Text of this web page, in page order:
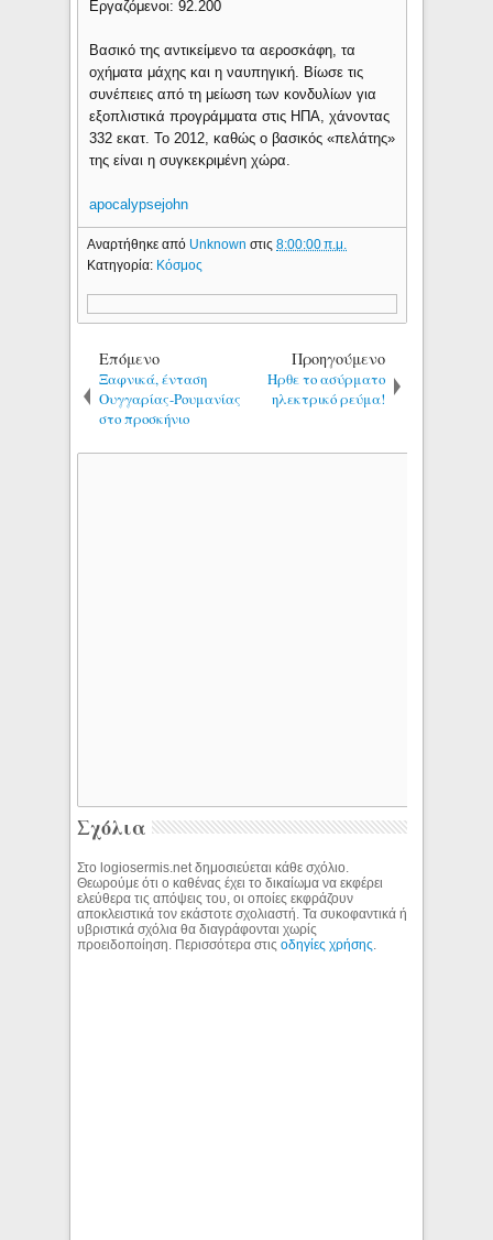
Εργαζόμενοι: 92.200
Βασικό της αντικείμενο τα αεροσκάφη, τα
οχήματα μάχης και η ναυπηγική. Βίωσε τις
συνέπειες από τη μείωση των κονδυλίων για
εξοπλιστικά προγράμματα στις ΗΠΑ, χάνοντας
332 εκατ. Το 2012, καθώς ο βασικός «πελάτης»
της είναι η συγκεκριμένη χώρα.
apocalypsejohn
Αναρτήθηκε από Unknownστις8:00:00 π.μ.
Κατηγορία: Κόσμος
Επόμενο
Ξαφνικά, ένταση
Ουγγαρίας-Ρουμανίας
στο προσκήνιο
Προηγούμενο
Ηρθε το ασύρματο
ηλεκτρικό ρεύμα!
Σχόλια
Στο logiosermis.net δημοσιεύεται κάθε σχόλιο.
Θεωρούμε ότι ο καθένας έχει το δικαίωμα να εκφέρει
ελεύθερα τις απόψεις του, οι οποίες εκφράζουν
αποκλειστικά τον εκάστοτε σχολιαστή. Τα συκοφαντικά ή
υβριστικά σχόλια θα διαγράφονται χωρίς
προειδοποίηση. Περισσότερα στιςοδηγίες χρήσης